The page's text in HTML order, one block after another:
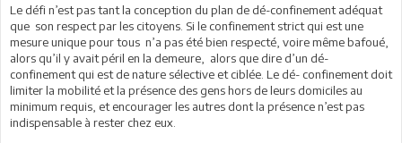
Le défi n’est pas tant la conception du plan de dé-confinement adéquat
que son respect par les citoyens. Si le confinement strict qui est une
mesure unique pour tous n’a pas été bien respecté, voire même bafoué,
alors qu’il y avait péril en la demeure, alors que dire d’un dé-
confinement qui est de nature sélective et ciblée. Le dé- confinement doit
limiter la mobilité et la présence des gens hors de leurs domiciles au
minimum requis, et encourager les autres dont la présence n’est pas
indispensable à rester chez eux.